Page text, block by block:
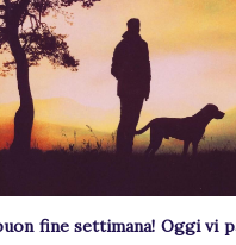
fine settimana! Oggi vi